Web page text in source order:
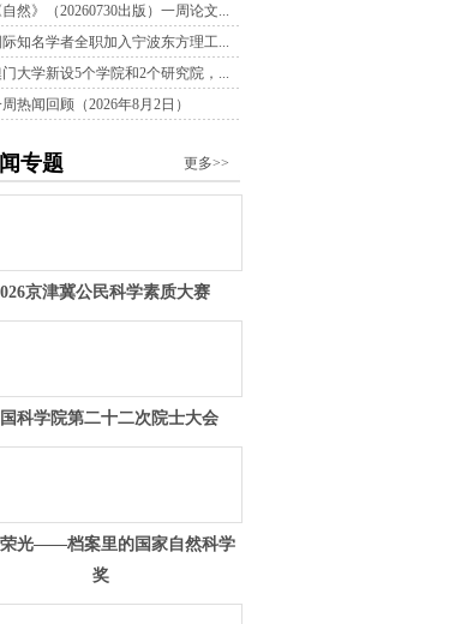
自然》（20260730出版）一周论文...
际知名学者全职加入宁波东方理工...
大学新设5个学院和2个研究院，...
热闻回顾（2026年8月2日）
专题 更多>>
京津冀公民科学素质大赛
科学院第二十二次院士大会
光——档案里的国家自然科学
奖